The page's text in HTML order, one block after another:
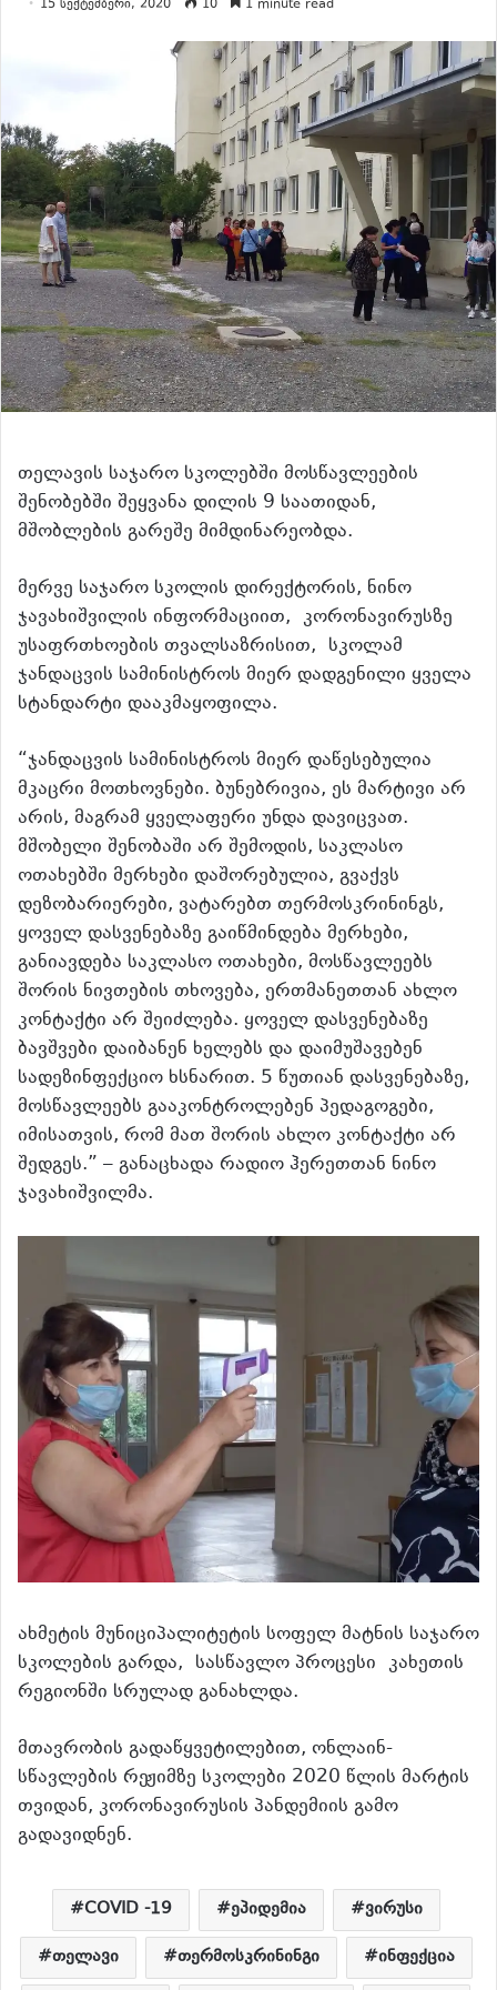
15 სექტემბერი, 2020 10 1 minute read
თელავის საჯარო სკოლებში მოსწავლეების
შენობებში შეყვანა დილის 9 საათიდან,
მშობლების გარეშე მიმდინარეობდა.
მერვე საჯარო სკოლის დირექტორის, ნინო
ჯავახიშვილის ინფორმაციით, კორონავირუსზე
უსაფრთხოების თვალსაზრისით, სკოლამ
ჯანდაცვის სამინისტროს მიერ დადგენილი ყველა
სტანდარტი დააკმაყოფილა.
“ჯანდაცვის სამინისტროს მიერ დაწესებულია
მკაცრი მოთხოვნები. ბუნებრივია, ეს მარტივი არ
არის, მაგრამ ყველაფერი უნდა დავიცვათ.
მშობელი შენობაში არ შემოდის, საკლასო
ოთახებში მერხები დაშორებულია, გვაქვს
დეზობარიერები, ვატარებთ თერმოსკრინინგს,
ყოველ დასვენებაზე გაიწმინდება მერხები,
განიავდება საკლასო ოთახები, მოსწავლეებს
შორის ნივთების თხოვება, ერთმანეთთან ახლო
კონტაქტი არ შეიძლება. ყოველ დასვენებაზე
ბავშვები დაიბანენ ხელებს და დაიმუშავებენ
სადეზინფექციო ხსნარით. 5 წუთიან დასვენებაზე,
მოსწავლეებს გააკონტროლებენ პედაგოგები,
იმისათვის, რომ მათ შორის ახლო კონტაქტი არ
შედგეს.” – განაცხადა რადიო ჰერეთთან ნინო
ჯავახიშვილმა.
ახმეტის მუნიციპალიტეტის სოფელ მატნის საჯარო
სკოლების გარდა, სასწავლო პროცესი კახეთის
რეგიონში სრულად განახლდა.
მთავრობის გადაწყვეტილებით, ონლაინ-
სწავლების რეჟიმზე სკოლები 2020 წლის მარტის
თვიდან, კორონავირუსის პანდემიის გამო
გადავიდნენ.
COVID -19 ეპიდემია
ვირუსი
თელავი
თერმოსკრინინგი ინფექცია